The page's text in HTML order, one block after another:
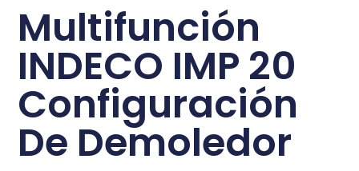
Multifunción
INDECO IMP 20
Configuración
De Demoledor